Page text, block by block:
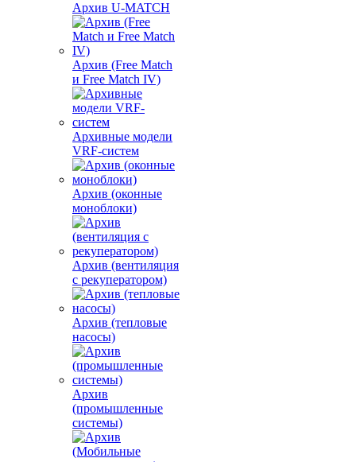
Архив U-MATCH
Архив (Free Match
и Free Match IV)
Архивные модели
VRF-систем
Архив (оконные
моноблоки)
Архив (вентиляция
с рекуператором)
Архив (тепловые
насосы)
Архив
(промышленные
системы)